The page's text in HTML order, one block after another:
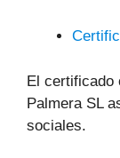
El certificado
Palmera SL
sociales.